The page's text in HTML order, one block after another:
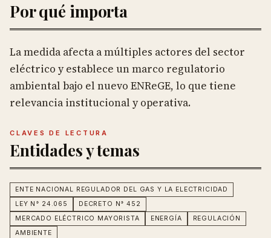
Por qué importa
La medida afecta a múltiples actores del sector
eléctrico y establece un marco regulatorio
ambiental bajo el nuevo ENReGE, lo que tiene
relevancia institucional y operativa.
CLAVES DE LECTURA
Entidades y temas
ENTE NACIONAL REGULADOR DEL GAS Y LA ELECTRICIDAD
LEY N° 24.065
DECRETO N° 452
MERCADO ELÉCTRICO MAYORISTA
ENERGÍA
REGULACIÓN
AMBIENTE